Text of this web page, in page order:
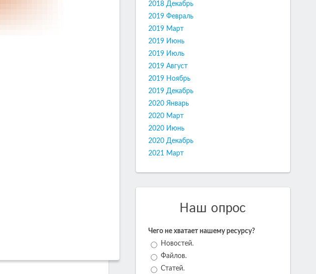
2018 Декабрь
2019 Февраль
2019 Март
2019 Июнь
2019 Июль
2019 Август
2019 Ноябрь
2019 Декабрь
2020 Январь
2020 Март
2020 Июнь
2020 Декабрь
2021 Март
Наш опрос
Чего не хватает нашему ресурсу?
Новостей.
Файлов.
Статей.